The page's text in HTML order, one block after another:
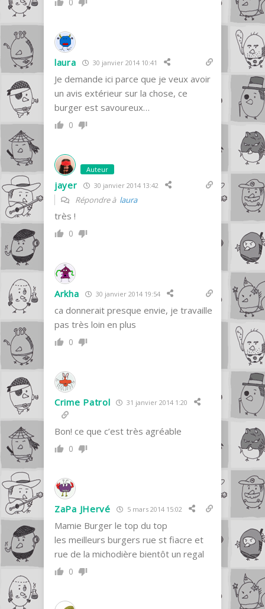
laura 30 janvier 2014 10:41
Je demande ici parce que je veux avoir
un avis extérieur sur la chose, ce
burger est savoureux…
0
Auteur
jayer 30 janvier 2014 13:42
Répondre à laura
très !
0
Arkha 30 janvier 2014 19:54
ca donnerait presque envie, je travaille
pas très loin en plus
0
Crime Patrol 31 janvier 2014 1:20
Bon! ce que c’est très agréable
0
ZaPa JHervé 5 mars 2014 15:02
Mamie Burger le top du top
les meilleurs burgers rue st fiacre et
rue de la michodière bientôt un regal
0